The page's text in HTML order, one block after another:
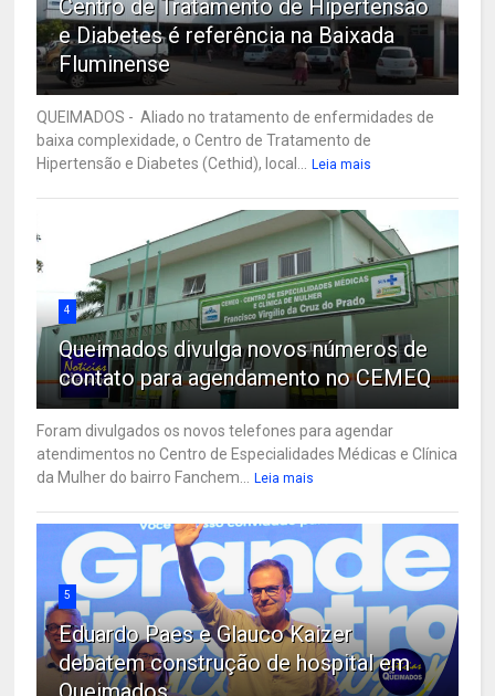
Centro de Tratamento de Hipertensão
e Diabetes é referência na Baixada
Fluminense
QUEIMADOS - Aliado no tratamento de enfermidades de
baixa complexidade, o Centro de Tratamento de
Hipertensão e Diabetes (Cethid), local...
Leia mais
4
Queimados divulga novos números de
contato para agendamento no CEMEQ
Foram divulgados os novos telefones para agendar
atendimentos no Centro de Especialidades Médicas e Clínica
da Mulher do bairro Fanchem...
Leia mais
5
Eduardo Paes e Glauco Kaizer
debatem construção de hospital em